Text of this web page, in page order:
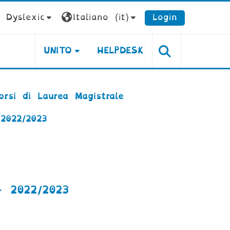
Dyslexic
Italiano ‎(it)‎ Login
UNITO HELPDESK
di Laurea Magistrale
2023
2022/2023